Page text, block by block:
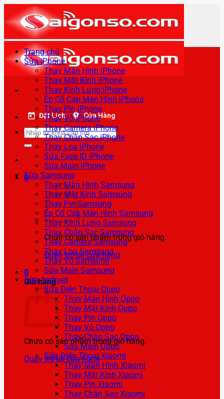
qua
nội
dung
Đặt Lịch Cửa Hàng
Tìm
kiếm:
0
Chưa có sản phẩm trong giỏ hàng.
Quay trở lại cửa hàng
0
Giỏ hàng
Chưa có sản phẩm trong giỏ hàng.
Quay trở lại cửa hàng
Trang chủ
Sửa iPhone
Thay Màn Hình iPhone
Thay Mặt Kính iPhone
Thay Kính Lưng iPhone
Ép Cổ Cáp Màn Hình iPhone
Thay Pin iPhone
Thay Vỏ iPhone
Thay Camera iPhone
Thay Chân Sạc iPhone
Thay Loa iPhone
Sửa Face ID iPhone
Sửa Main iPhone
Sửa Samsung
Thay Màn Hình Samsung
Thay Mặt Kính Samsung
Thay Pin Samsung
Ép Cổ Cáp Màn Hình Samsung
Thay Kính Lưng Samsung
Thay Chân Sạc Samsung
Thay Camera Samsung
Thay Loa Samsung
Thay Vỏ Samsung
Sửa Main Samsung
Sửa Android
Sửa Điện Thoại Oppo
Thay Màn Hình Oppo
Thay Mặt Kính Oppo
Thay Pin Oppo
Thay Vỏ Oppo
Thay Chân Sạc Oppo
Sửa Main Oppo
Sửa Điện Thoại Xiaomi
Thay Màn Hình Xiaomi
Thay Mặt Kính Xiaomi
Thay Pin Xiaomi
Thay Chân Sạc Xiaomi